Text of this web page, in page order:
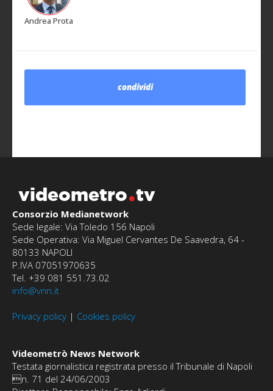
Andrea Prota
condividi
videometro tv
Consorzio Medianetwork
Sede legale: Via Toledo 156 Napoli
Sede Operativa: Via Miguel Cervantes De Saavedra, 64 -
80133 NAPOLI
P.IVA 07051970635
Tel. +39 081 551.73.02
info@vnn.it
Privacy policy | Cookies policy
Videometrò News Network
Testata giornalistica registrata presso il Tribunale di Napoli
n. 71 del 24/06/2003